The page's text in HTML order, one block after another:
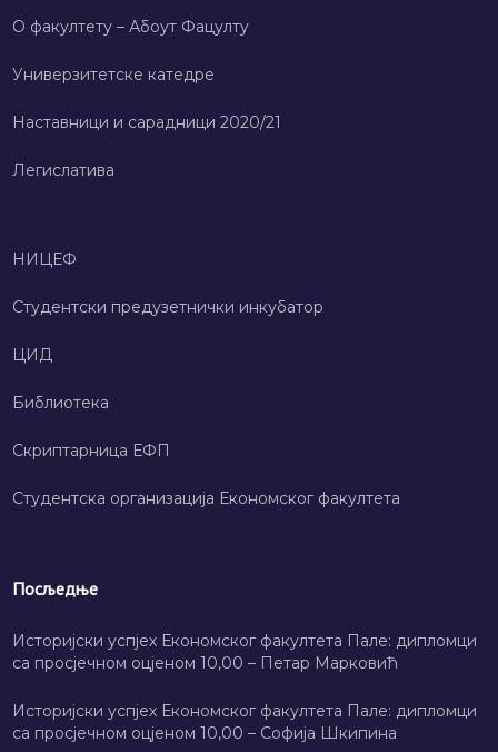
О факултету – Абоут Фацултy
Универзитетске катедре
Наставници и сарадници 2020/21
Легислатива
НИЦЕФ
Студентски предузетнички инкубатор
ЦИД
Библиотека
Скриптарница ЕФП
Студентска организација Економског факултета
Посљедње
Историјски успјех Економског факултета Пале: дипломци
са просјечном оцјеном 10,00 – Петар Марковић
Историјски успјех Економског факултета Пале: дипломци
са просјечном оцјеном 10,00 – Софија Шкипина